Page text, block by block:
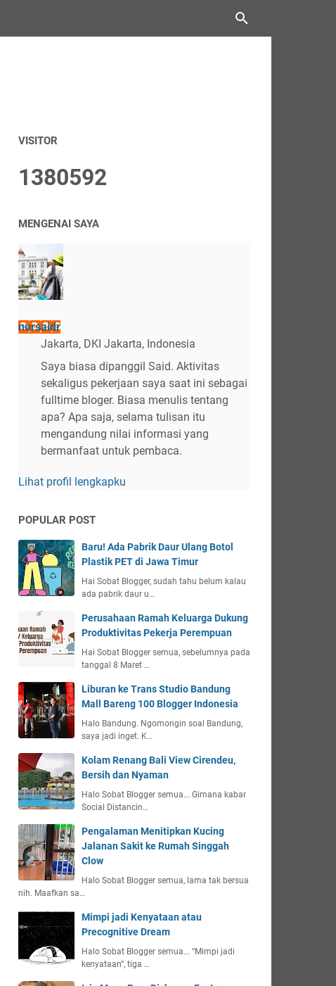
VISITOR
1380592
MENGENAI SAYA
nursaidr
Jakarta, DKI Jakarta, Indonesia
Saya biasa dipanggil Said. Aktivitas
sekaligus pekerjaan saya saat ini sebagai
fulltime bloger. Biasa menulis tentang
apa? Apa saja, selama tulisan itu
mengandung nilai informasi yang
bermanfaat untuk pembaca.
Lihat profil lengkapku
POPULAR POST
Baru! Ada Pabrik Daur Ulang Botol
Plastik PET di Jawa Timur
Hai Sobat Blogger, sudah tahu belum kalau
ada pabrik daur u…
Perusahaan Ramah Keluarga Dukung
Produktivitas Pekerja Perempuan
Hai Sobat Blogger semua, sebelumnya pada
tanggal 8 Maret …
Liburan ke Trans Studio Bandung
Mall Bareng 100 Blogger Indonesia
Halo Bandung. Ngomongin soal Bandung,
saya jadi inget. K…
Kolam Renang Bali View Cirendeu,
Bersih dan Nyaman
Halo Sobat Blogger semua... Gimana kabar
Social Distancin…
Pengalaman Menitipkan Kucing
Jalanan Sakit ke Rumah Singgah
Clow
Halo Sobat Blogger semua, lama tak bersua
nih. Maafkan sa…
Mimpi jadi Kenyataan atau
Precognitive Dream
Halo Sobat Blogger semua... “Mimpi jadi
kenyataan”, tiga …